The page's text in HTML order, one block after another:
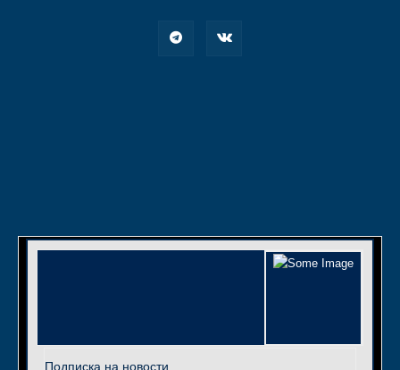
Подписка на новости